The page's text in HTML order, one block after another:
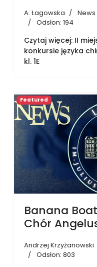
A. Łagowska News
Odsłon: 194
Czytaj więcej: II
konkursie języka
kl. 1E
Featured
Banana
Chór
Andrzej Krzyżanowski
Odsłon: 803